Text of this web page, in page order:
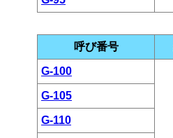
呼び番号
G-100
G-105
G-110